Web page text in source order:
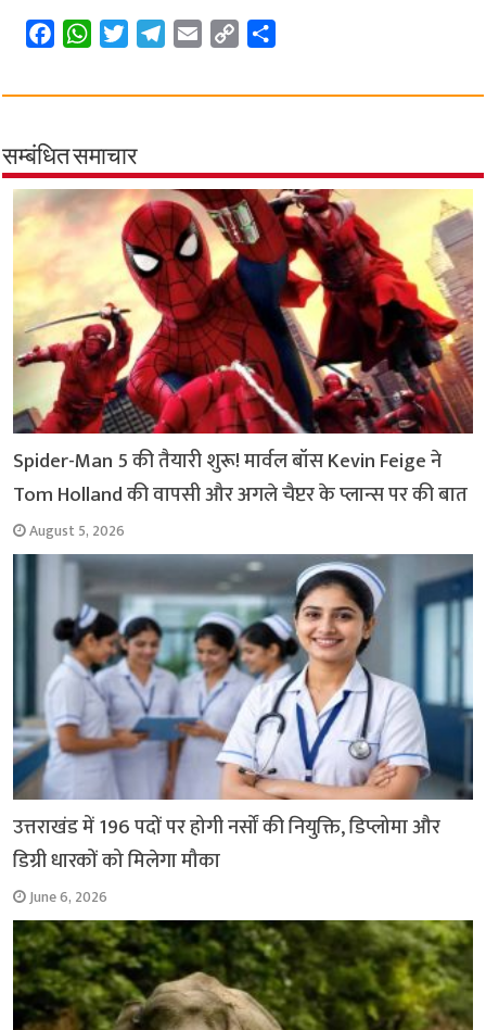
F
c
b
o
o
W
a
s
A
p
p
T
i
t
e
r
T
l
r
a
m
E
a
C
p
i
n
k
a
सम्बंधित समाचार
Spider-Man 5 की तैयारी शुरू! मार्वल बॉस Kevin Feige ने
Tom Holland की वापसी और अगले चैप्टर के प्लान्स पर की बात
August 5, 2026
उत्तराखंड में 196 पदों पर होगी नर्सों की नियुक्ति, डिप्लोमा और
डिग्री धारकों को मिलेगा मौका
June 6, 2026